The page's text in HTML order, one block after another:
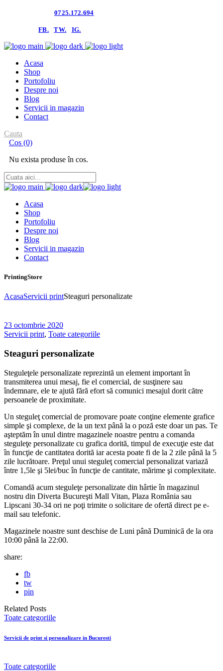
0725.172.694
FB. TW. IG.
Acasa
Shop
Portofoliu
Despre noi
Blog
Servicii in magazin
Contact
Cauta
Cos (0)
Nu exista produse în cos.
Acasa
Shop
Portofoliu
Despre noi
Blog
Servicii in magazin
Contact
PrintingStore
AcasaServicii printSteaguri personalizate
23 octombrie 2020
Servicii print, Toate categoriile
Steaguri personalizate
Steguleţele personalizate reprezintă un element important în
transmiterea unui mesaj, fie el comercial, de susţinere sau
îndemnare, ele te ajută fără efort să comunici mesajul dorit către
persoanele de proximitate.
Un steguleţ comercial de promovare poate conţine elemente grafice
simple şi complexe, de la un text până la o poză este doar un pas. Te
aşteptăm în unul dintre magazinele noastre pentru a comanda
steguleţe personalizate cu grafica dorită, timpul de execuţie este dat
în funcţie de cantitatea dorită iar acesta poate fi de la 2 zile până la 5
zile lucrătoare. Preţul unui steguleţ comercial personalizat variază
între 1,5le şi 5lei/buc în funcţie de cantitate, mărime şi complexitate.
Comandă acum steguleţe personalizate din hârtie în magazinul
nostru din Diverta Bucureşti Mall Vitan, Plaza România sau
Lipscani 30-34 ori ne poţi trimite o solicitare de ofertă direct pe e-
mail sau telefonic.
Magazinele noastre sunt deschise de Luni până Duminică de la ora
10:00 până la 22:00.
share:
fb
tw
pin
Related Posts
Toate categoriile
Servicii de print si personalizare in Bucuresti
Toate categoriile